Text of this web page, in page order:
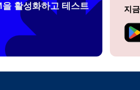
I get my eSim?
eSIM, start by checking if your
Then, contact your mobile carrier
your device settings. Once
활성화하고 테스트
지
로그인 또는 회
계정을 계속 이용하거나 몇 초 만에